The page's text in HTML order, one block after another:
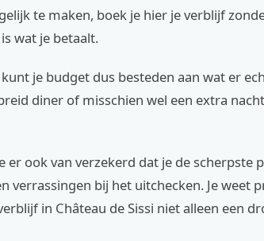
te maken, boek je hier je verblijf
wat je betaalt.
je budget dus besteden aan wat er
diner of misschien wel een extra
er ook van verzekerd dat je de scherpste
verrassingen bij het uitchecken. Je weet
in Château de Sissi niet alleen een